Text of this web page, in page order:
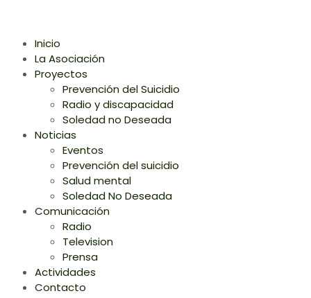
Inicio
La Asociación
Proyectos
Prevención del Suicidio
Radio y discapacidad
Soledad no Deseada
Noticias
Eventos
Prevención del suicidio
Salud mental
Soledad No Deseada
Comunicación
Radio
Television
Prensa
Actividades
Contacto